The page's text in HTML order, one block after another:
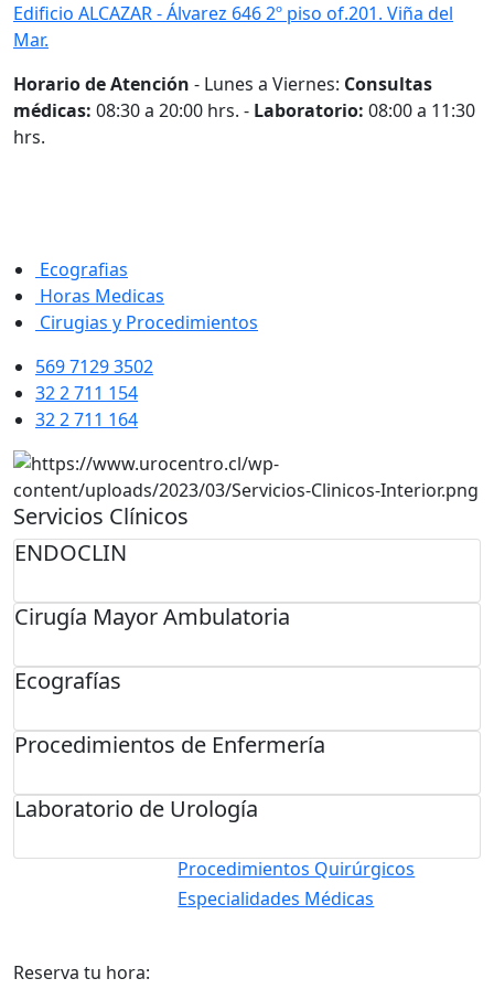
Edificio ALCAZAR - Álvarez 646 2º piso of.201. Viña del
Mar.
Horario de Atención - Lunes a Viernes: Consultas
médicas: 08:30 a 20:00 hrs. - Laboratorio: 08:00 a 11:30
hrs.
Ecografias
Horas Medicas
Cirugias y Procedimientos
569 7129 3502
32 2 711 154
32 2 711 164
Servicios Clínicos
ENDOCLIN
Cirugía Mayor Ambulatoria
Ecografías
Procedimientos de Enfermería
Laboratorio de Urología
Procedimientos Quirúrgicos
Especialidades Médicas
Reserva tu hora: